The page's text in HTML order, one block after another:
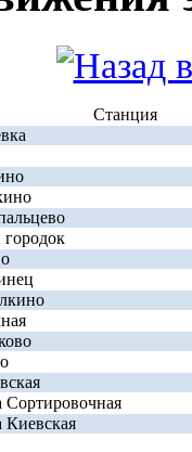
Станция
Сортировочная
Киевская